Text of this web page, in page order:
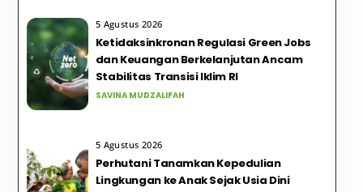
5 Agustus 2026
Ketidaksinkronan Regulasi Green Jobs
dan Keuangan Berkelanjutan Ancam
Stabilitas Transisi Iklim RI
SAVINA MUDZALIFAH
5 Agustus 2026
Perhutani Tanamkan Kepedulian
Lingkungan ke Anak Sejak Usia Dini